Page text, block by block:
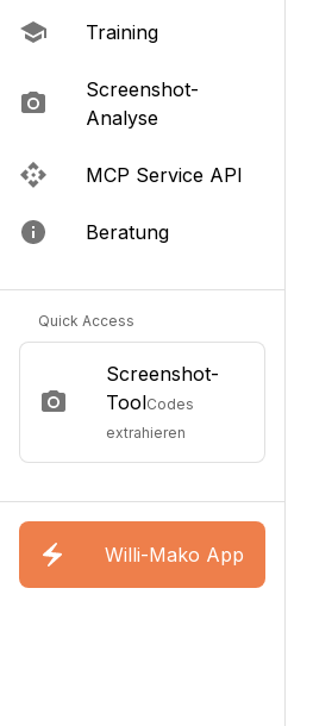
Training
Screenshot-
Analyse
MCP Service API
Beratung
Quick Access
Screenshot-
ToolCodes
extrahieren
Willi-Mako App